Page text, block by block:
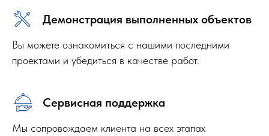
Демонстрация выполненных объектов
Вы можете ознакомиться с нашими последними
проектами и убедиться в качестве работ.
Сервисная поддержка
Мы сопровождаем клиента на всех этапах